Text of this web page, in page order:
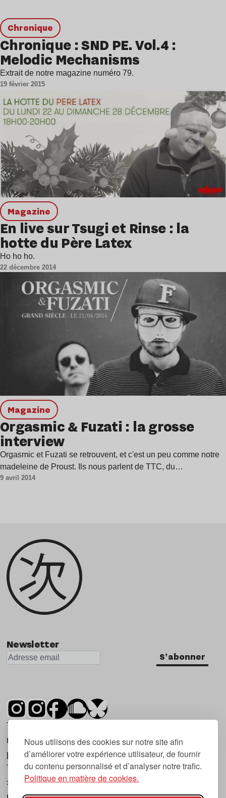
Nous utilisons des cookies sur notre site afin
d’améliorer votre expérience utilisateur, de fournir
du contenu personnalisé et d’analyser notre trafic.
Politique en matière de cookies.
chronique
Chronique : SND PE. Vol.4 :
Melodic Mechanisms
Extrait de notre magazine numéro 79.
19 février 2015
magazine
En live sur Tsugi et Rinse : la
hotte du Père Latex
Ho ho ho.
22 décembre 2014
magazine
Orgasmic & Fuzati : la grosse
interview
Orgasmic et Fuzati se retrouvent, et c'est un peu comme notre
madeleine de Proust. Ils nous parlent de TTC, du…
9 avril 2014
Newsletter
S'abonner
Tsugi est un mensuel indépendant sur la
musique et les nouvelles tendances, dont la
première parution date de 2007.
Tsugi en japonais signifie « prochain », « suivant
», ce qui correspond à la thématique du